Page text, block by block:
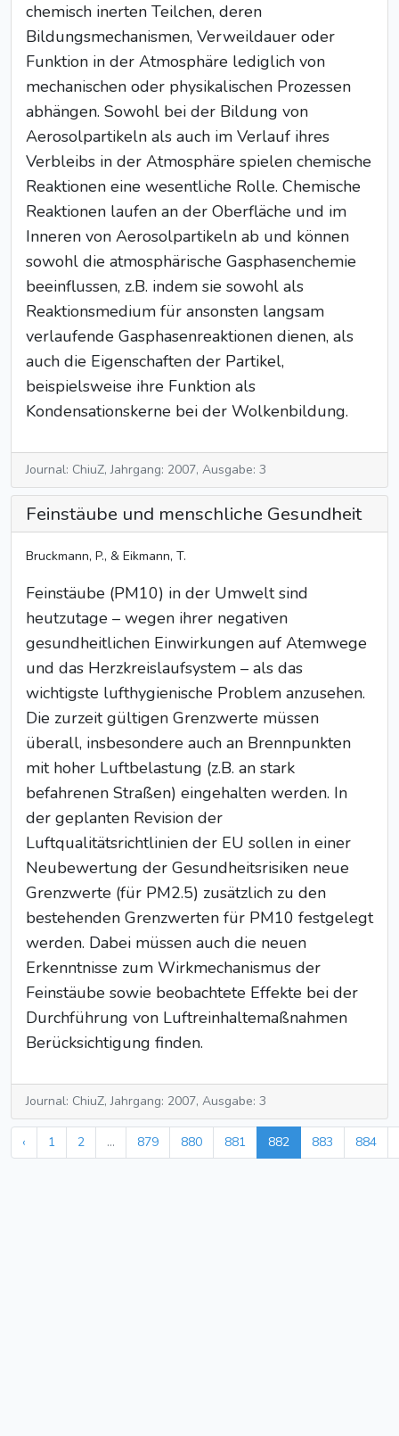
chemisch inerten Teilchen, deren
Bildungsmechanismen, Verweildauer oder
Funktion in der Atmosphäre lediglich von
mechanischen oder physikalischen Prozessen
abhängen. Sowohl bei der Bildung von
Aerosolpartikeln als auch im Verlauf ihres
Verbleibs in der Atmosphäre spielen chemische
Reaktionen eine wesentliche Rolle. Chemische
Reaktionen laufen an der Oberfläche und im
Inneren von Aerosolpartikeln ab und können
sowohl die atmosphärische Gasphasenchemie
beeinflussen, z.B. indem sie sowohl als
Reaktionsmedium für ansonsten langsam
verlaufende Gasphasenreaktionen dienen, als
auch die Eigenschaften der Partikel,
beispielsweise ihre Funktion als
Kondensationskerne bei der Wolkenbildung.
Journal: ChiuZ, Jahrgang: 2007, Ausgabe: 3
Feinstäube und menschliche Gesundheit
Bruckmann, P., & Eikmann, T.
Feinstäube (PM10) in der Umwelt sind
heutzutage – wegen ihrer negativen
gesundheitlichen Einwirkungen auf Atemwege
und das Herzkreislaufsystem – als das
wichtigste lufthygienische Problem anzusehen.
Die zurzeit gültigen Grenzwerte müssen
überall, insbesondere auch an Brennpunkten
mit hoher Luftbelastung (z.B. an stark
befahrenen Straßen) eingehalten werden. In
der geplanten Revision der
Luftqualitätsrichtlinien der EU sollen in einer
Neubewertung der Gesundheitsrisiken neue
Grenzwerte (für PM2.5) zusätzlich zu den
bestehenden Grenzwerten für PM10 festgelegt
werden. Dabei müssen auch die neuen
Erkenntnisse zum Wirkmechanismus der
Feinstäube sowie beobachtete Effekte bei der
Durchführung von Luftreinhaltemaßnahmen
Berücksichtigung finden.
Journal: ChiuZ, Jahrgang: 2007, Ausgabe: 3
‹ 1 2 ... 879 880 881 882 883 884